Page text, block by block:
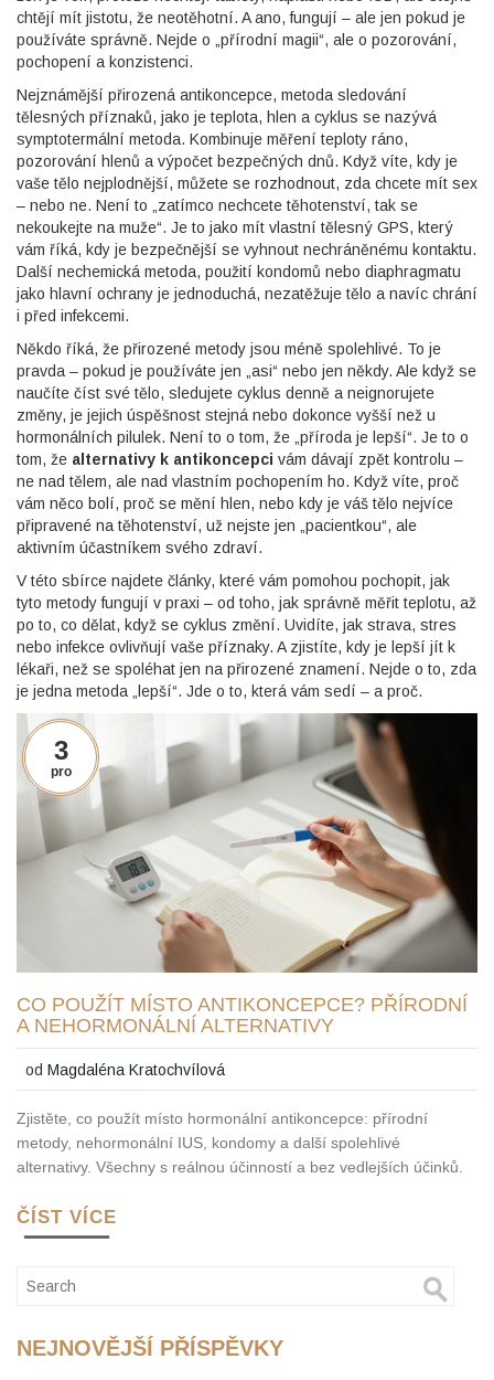
chtějí mít jistotu, že neotěhotní. A ano, fungují – ale jen pokud je
používáte správně. Nejde o „přírodní magii“, ale o pozorování,
pochopení a konzistenci.
Nejznámější přirozená antikoncepce, metoda sledování
tělesných příznaků, jako je teplota, hlen a cyklus se nazývá
symptotermální metoda. Kombinuje měření teploty ráno,
pozorování hlenů a výpočet bezpečných dnů. Když víte, kdy je
vaše tělo nejplodnější, můžete se rozhodnout, zda chcete mít sex
– nebo ne. Není to „zatímco nechcete těhotenství, tak se
nekoukejte na muže“. Je to jako mít vlastní tělesný GPS, který
vám říká, kdy je bezpečnější se vyhnout nechráněnému kontaktu.
Další nechemická metoda, použití kondomů nebo diaphragmatu
jako hlavní ochrany je jednoduchá, nezatěžuje tělo a navíc chrání
i před infekcemi.
Někdo říká, že přirozené metody jsou méně spolehlivé. To je
pravda – pokud je používáte jen „asi“ nebo jen někdy. Ale když se
naučíte číst své tělo, sledujete cyklus denně a neignorujete
změny, je jejich úspěšnost stejná nebo dokonce vyšší než u
hormonálních pilulek. Není to o tom, že „příroda je lepší“. Je to o
tom, že alternativy k antikoncepci vám dávají zpět kontrolu –
ne nad tělem, ale nad vlastním pochopením ho. Když víte, proč
vám něco bolí, proč se mění hlen, nebo kdy je váš tělo nejvíce
připravené na těhotenství, už nejste jen „pacientkou“, ale
aktivním účastníkem svého zdraví.
V této sbírce najdete články, které vám pomohou pochopit, jak
tyto metody fungují v praxi – od toho, jak správně měřit teplotu, až
po to, co dělat, když se cyklus změní. Uvidíte, jak strava, stres
nebo infekce ovlivňují vaše příznaky. A zjistíte, kdy je lepší jít k
lékaři, než se spoléhat jen na přirozené znamení. Nejde o to, zda
je jedna metoda „lepší“. Jde o to, která vám sedí – a proč.
3
pro
CO POUŽÍT MÍSTO ANTIKONCEPCE? PŘÍRODNÍ
A NEHORMONÁLNÍ ALTERNATIVY
odMagdaléna Kratochvílová
Zjistěte, co použít místo hormonální antikoncepce: přírodní
metody, nehormonální IUS, kondomy a další spolehlivé
alternativy. Všechny s reálnou účinností a bez vedlejších účinků.
ČÍST VÍCE
NEJNOVĚJŠÍ PŘÍSPĚVKY